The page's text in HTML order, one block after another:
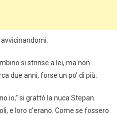
si strinse a lei, ma non
due anni, forse un po’ di più.
io,” si grattò la nuca Stepan.
e loro c’erano. Come se fossero